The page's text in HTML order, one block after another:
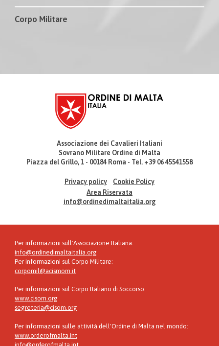
Corpo Militare
Associazione dei Cavalieri Italiani
Sovrano Militare Ordine di Malta
Piazza del Grillo, 1 - 00184 Roma - Tel. +39 06 45541558
Privacy policy
Cookie Policy
Area Riservata
info@ordinedimaltaitalia.org
Per informazioni sull'Associazione Italiana:
info@ordinedimaltaitalia.org
Per informazioni sul Corpo Militare:
corpomil@acismom.it
Per informazioni sul Corpo Italiano di Soccorso:
www.cisom.org
segreteria@cisom.org
Per informazioni sulle attività dell'Ordine di Malta nel mondo:
www.orderofmalta.int